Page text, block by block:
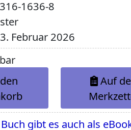
1636-8
Februar 2026
Auf den
gibt es auch als